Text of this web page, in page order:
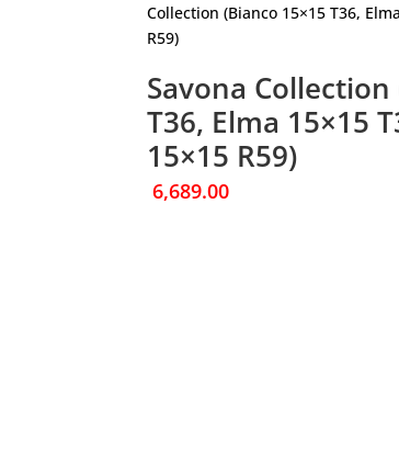
Collection (Bianco 15×15 T36,
R59)
Savona
T36, Elma 15×15
15×15 R59)
6,689.00